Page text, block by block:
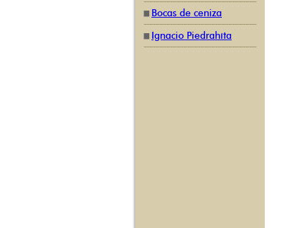
Bocas de ceniza
Ignacio Piedrahíta